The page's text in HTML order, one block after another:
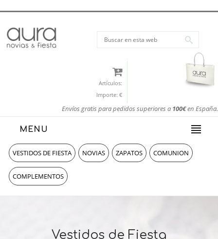
Artículos:
Importe: €
Envíos gratis para pedidos superiores a 100€en España.
MENU
VESTIDOS DE FIESTA NOVIAS ZAPATOS COMUNION
COMPLEMENTOS
Vestidos de Fiesta